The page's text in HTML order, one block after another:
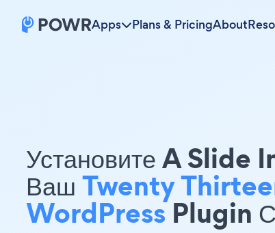
Apps Plans & PricingAbout
Установите A Slide
ВашTwenty
WordPressPlugin